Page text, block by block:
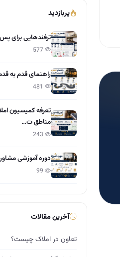
پربازدید
ترفندهایی برای
راهنمای قدم به
تعرفه کمیسیون
مناطق ت…
دوره آموزشی
آخرین مقالات
تعاون در املاک چیست؟